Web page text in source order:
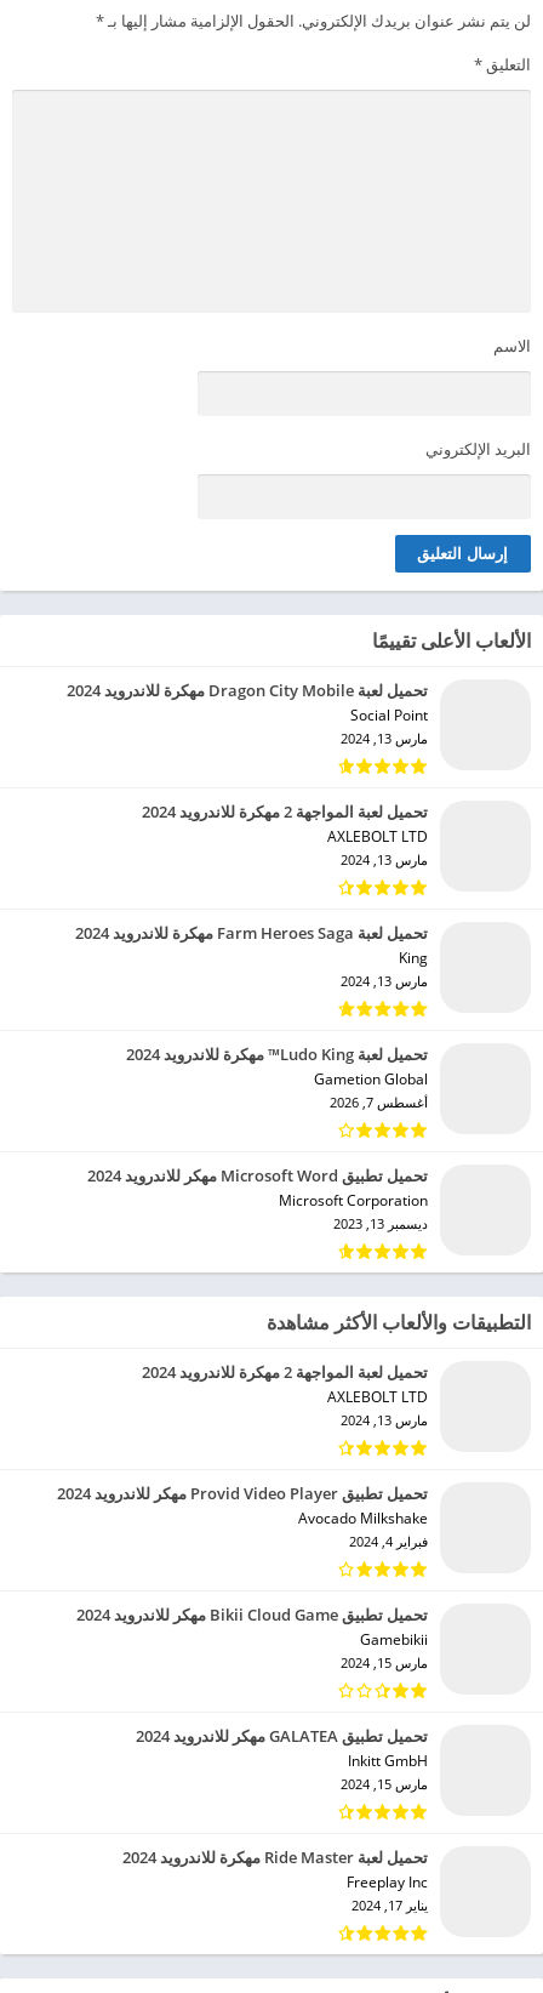
لن يتم نشر عنوان بريدك الإلكتروني. الحقول الإلزامية مشار إليها بـ*
التعليق*
الاسم
البريد الإلكتروني
الألعاب الأعلى تقييمًا
تحميل لعبة Dragon City Mobile مهكرة للاندرويد 2024
Social Point‏
مارس 13, 2024
تحميل لعبة المواجهة 2 مهكرة للاندرويد 2024
AXLEBOLT LTD‏
مارس 13, 2024
تحميل لعبة Farm Heroes Saga مهكرة للاندرويد 2024
King‏
مارس 13, 2024
تحميل لعبة Ludo King™ مهكرة للاندرويد 2024
Gametion Global‏
أغسطس 7, 2026
تحميل تطبيق Microsoft Word مهكر للاندرويد 2024
Microsoft Corporation‏
ديسمبر 13, 2023
التطبيقات والألعاب الأكثر مشاهدة
تحميل لعبة المواجهة 2 مهكرة للاندرويد 2024
AXLEBOLT LTD‏
مارس 13, 2024
تحميل تطبيق Provid Video Player مهكر للاندرويد 2024
Avocado Milkshake‏
فبراير 4, 2024
تحميل تطبيق Bikii Cloud Game مهكر للاندرويد 2024
Gamebikii‏
مارس 15, 2024
تحميل تطبيق GALATEA مهكر للاندرويد 2024
Inkitt GmbH‏
مارس 15, 2024
تحميل لعبة Ride Master مهكرة للاندرويد 2024
Freeplay Inc‏
يناير 17, 2024